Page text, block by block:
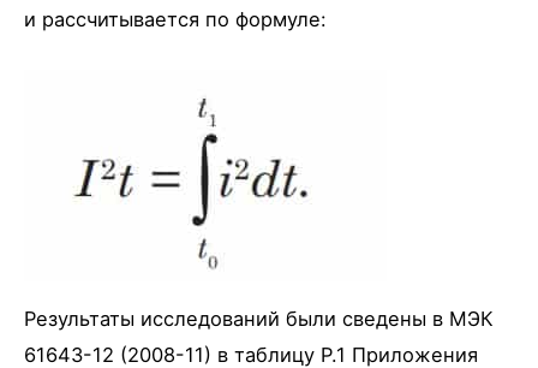
и рассчитывается по формуле:
Результаты исследований были сведены в МЭК
61643-12 (2008-11) в таблицу Р.1 Приложения